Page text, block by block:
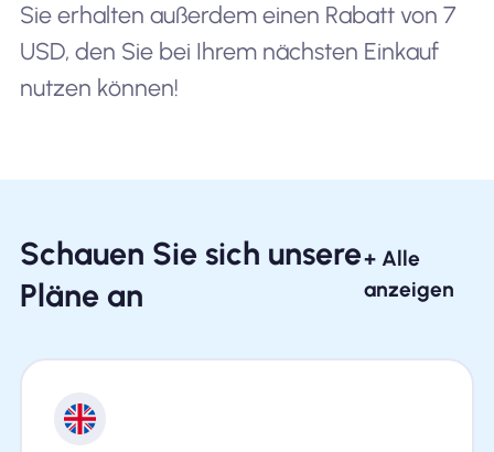
Sie erhalten außerdem einen Rabatt von 7
USD, den Sie bei Ihrem nächsten Einkauf
nutzen können!
Schauen Sie sich unsere
Pläne an
+ Alle
anzeigen